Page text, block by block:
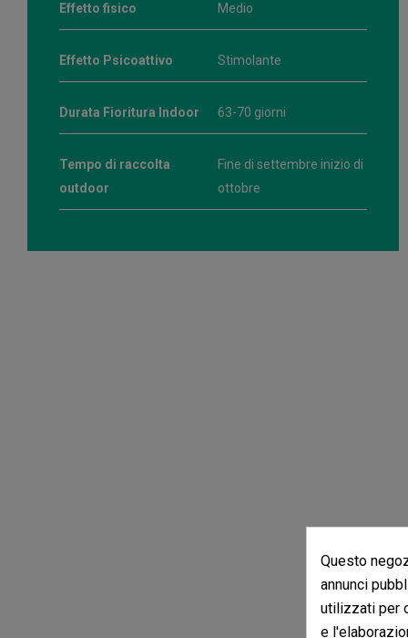
Effetto fisico Medio
Effetto Psicoattivo Stimolante
Durata Fioritura Indoor 63-70 giorni
Tempo di raccolta
outdoor
Fine di settembre inizio di
ottobre
Questo
annunci
utilizzati per
e